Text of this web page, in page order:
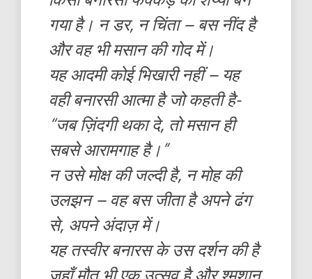
गया है। न डर, न चिंता – बस नींद है
और वह भी मसान की गोद में।
यह आदमी कोई भिखारी नहीं – यह
वही बनारसी आत्मा है जो कहती है-
“जब ज़िंदगी थका दे, तो मसान ही
सबसे आरामगाह है।”
न उसे मोक्ष की जल्दी है, न मोह की
उलझन – वह बस जीता है अपने ढंग
से, अपने अंदाज़ में।
यह तस्वीर बनारस के उस दर्शन की है
जहाँ मौत भी एक उत्सव है और श्मशान